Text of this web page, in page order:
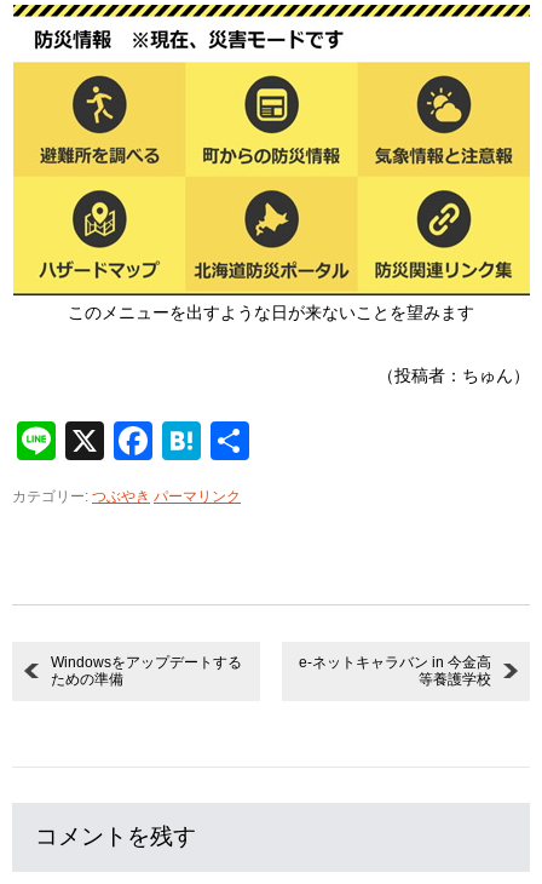
このメニューを出すような日が来ないことを望みます
（投稿者：ちゅん）
Line
X Facebook
Hatena
カテゴリー: つぶやき パーマリンク
Windowsをアップデートする
ための準備
e-ネットキャラバン in 今金高
等養護学校
コメントを残す